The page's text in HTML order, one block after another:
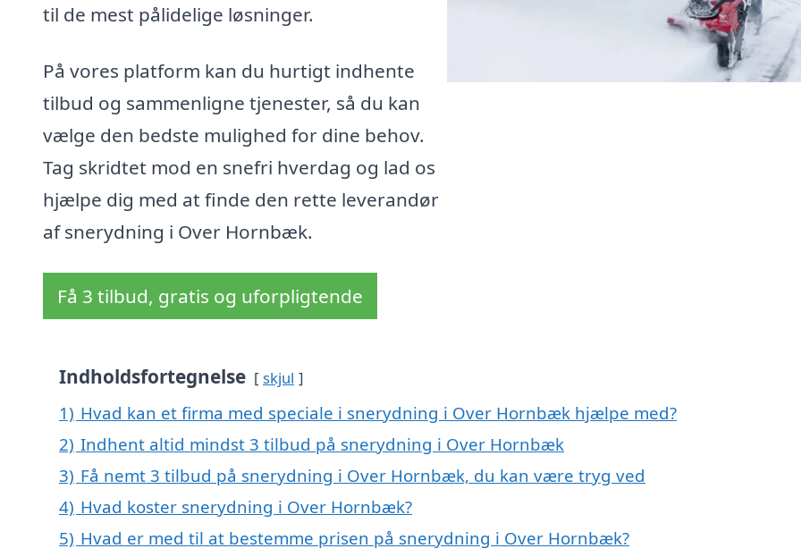
til de mest pålidelige løsninger.
På vores platform kan du hurtigt indhente
tilbud og sammenligne tjenester, så du kan
vælge den bedste mulighed for dine behov.
Tag skridtet mod en snefri hverdag og lad os
hjælpe dig med at finde den rette leverandør
af snerydning i Over Hornbæk.
Få 3 tilbud, gratis og uforpligtende
Indholdsfortegnelse skjul
1) Hvad kan et firma med speciale i snerydning i Over Hornbæk hjælpe med?
2) Indhent altid mindst 3 tilbud på snerydning i Over Hornbæk
3) Få nemt 3 tilbud på snerydning i Over Hornbæk, du kan være tryg ved
4) Hvad koster snerydning i Over Hornbæk?
5) Hvad er med til at bestemme prisen på snerydning i Over Hornbæk?